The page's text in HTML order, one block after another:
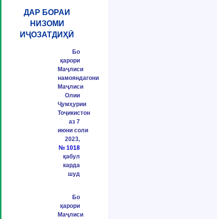
ДАР БОРАИ
НИЗОМИ
ИҶОЗАТДИҲӢ
Бо
қарори
Маҷлиси
намояндагони
Маҷлиси
Олии
Ҷумҳурии
Тоҷикистон
аз 7
июни соли
2023,
№ 1018
қабул
карда
шуд
Бо
қарори
Маҷлиси